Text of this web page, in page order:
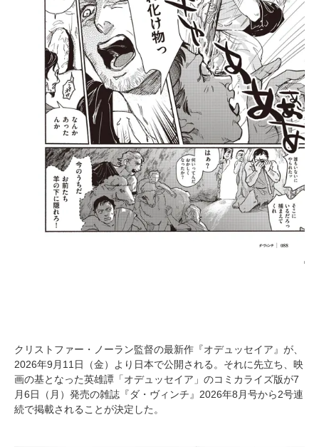
クリストファー・ノーラン監督の最新作『オデュッセイア』が、
2026年9月11日（金）より日本で公開される。それに先立ち、映
画の基となった英雄譚「オデュッセイア」のコミカライズ版が7
月6日（月）発売の雑誌『ダ・ヴィンチ』2026年8月号から2号連
続で掲載されることが決定した。